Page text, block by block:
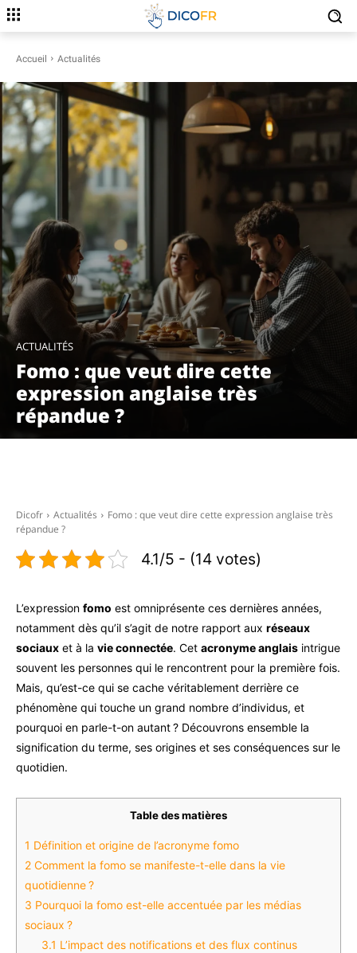
Accueil Actualités
ACTUALITÉS
Fomo : que veut dire cette
expression anglaise très
répandue ?
Dicofr Actualités
Fomo : que veut dire cette expression anglaise très
répandue ?
4.1/5 - (14 votes)
L’expression fomo est omniprésente ces dernières années,
notamment dès qu’il s’agit de notre rapport aux réseaux
sociaux et à la vie connectée. Cet acronyme anglais intrigue
souvent les personnes qui le rencontrent pour la première fois.
Mais, qu’est-ce qui se cache véritablement derrière ce
phénomène qui touche un grand nombre d’individus, et
pourquoi en parle-t-on autant ? Découvrons ensemble la
signification du terme, ses origines et ses conséquences sur le
quotidien.
Table des matières
1 Définition et origine de l’acronyme fomo
2 Comment la fomo se manifeste-t-elle dans la vie
quotidienne ?
3 Pourquoi la fomo est-elle accentuée par les médias
sociaux ?
3.1 L’impact des notifications et des flux continus